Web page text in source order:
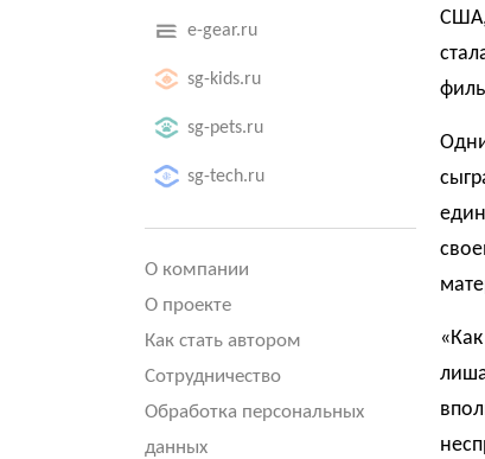
e-gear.ru
sg-kids.ru
sg-pets.ru
sg-tech.ru
О компании
О проекте
Как стать автором
Сотрудничество
Обработка персональных
данных
США,